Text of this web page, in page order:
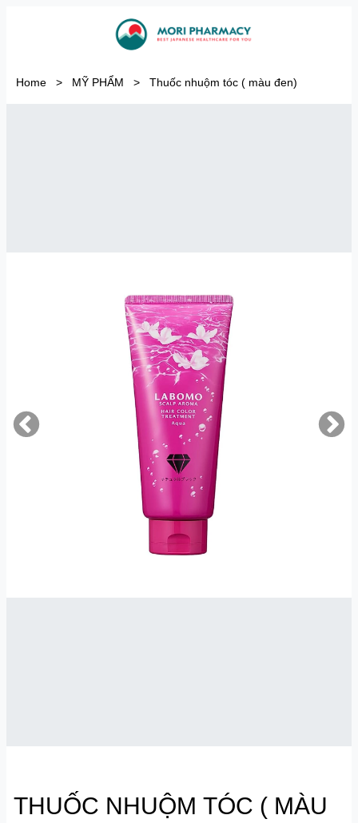
Home > MỸ PHẨM > Thuốc nhuộm tóc ( màu đen)
THUỐC NHUỘM TÓC ( MÀU